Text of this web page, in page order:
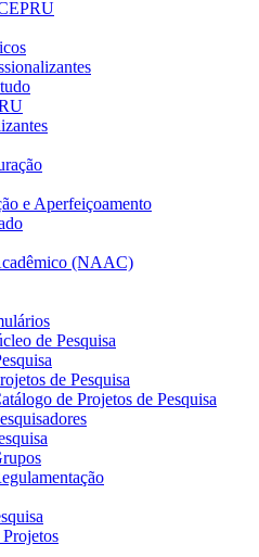
e Aperfeiçoamento
(NAAC)
de Pesquisa
de Pesquisa
de Projetos de Pesquisa